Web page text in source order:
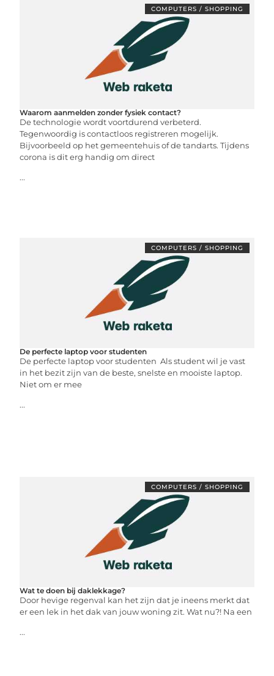
COMPUTERS / SHOPPING
Waarom aanmelden zonder fysiek contact?
De technologie wordt voortdurend verbeterd.
Tegenwoordig is contactloos registreren mogelijk.
Bijvoorbeeld op het gemeentehuis of de tandarts. Tijdens
corona is dit erg handig om direct
...
COMPUTERS / SHOPPING
De perfecte laptop voor studenten
De perfecte laptop voor studenten Als student wil je vast
in het bezit zijn van de beste, snelste en mooiste laptop.
Niet om er mee
...
COMPUTERS / SHOPPING
Wat te doen bij daklekkage?
Door hevige regenval kan het zijn dat je ineens merkt dat
er een lek in het dak van jouw woning zit. Wat nu?! Na een
...